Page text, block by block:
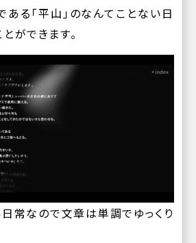
る「平山」のなんてことない日
ができます。
常なので文章は単調でゆっくり